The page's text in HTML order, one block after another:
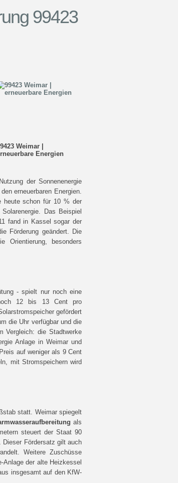
99423
Weimar |
Energien
der Sonnenenergie
erneuerbaren Energien.
heute schon für 10 % der
Das Beispiel
fand in Kassel sogar der
Förderung geändert. Die
Orientierung, besonders
- spielt nur noch eine
12 bis 13 Cent pro
gefördert
die Uhr verfügbar und die
Vergleich: die Stadtwerke
Anlage in Weimar und
auf weniger als 9 Cent
mit Stromspeichern wird
statt. Weimar spiegelt
als
steuert der Staat 90
Dieser Fördersatz gilt auch
Weitere Zuschüsse
Anlage der alte Heizkessel
insgesamt auf den KfW-